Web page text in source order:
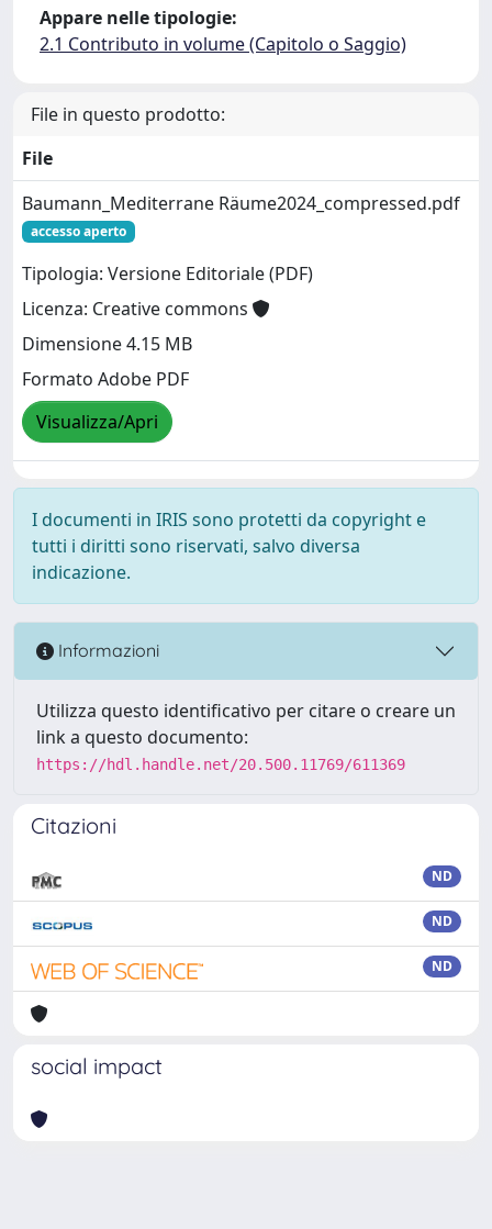
Appare nelle tipologie:
2.1 Contributo in volume (Capitolo o Saggio)
File in questo prodotto:
File
Baumann_Mediterrane Räume2024_compressed.pdf
accesso aperto
Tipologia: Versione Editoriale (PDF)
Licenza: Creative commons
Dimensione 4.15 MB
Formato Adobe PDF
Visualizza/Apri
I documenti in IRIS sono protetti da copyright e
tutti i diritti sono riservati, salvo diversa
indicazione.
Informazioni
Utilizza questo identificativo per citare o creare un
link a questo documento:
https://hdl.handle.net/20.500.11769/611369
Citazioni
ND
ND
ND
social impact